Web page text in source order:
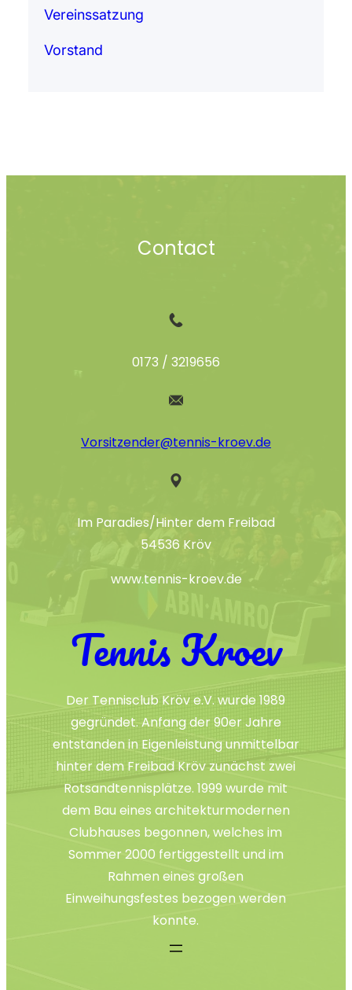
Vereinssatzung
Vorstand
Contact
0173 / 3219656
Vorsitzender@tennis-kroev.de
Im Paradies/Hinter dem Freibad
54536 Kröv
www.tennis-kroev.de
Tennis Kroev
Der Tennisclub Kröv e.V. wurde 1989
gegründet. Anfang der 90er Jahre
entstanden in Eigenleistung unmittelbar
hinter dem Freibad Kröv zunächst zwei
Rotsandtennisplätze. 1999 wurde mit
dem Bau eines architekturmodernen
Clubhauses begonnen, welches im
Sommer 2000 fertiggestellt und im
Rahmen eines großen
Einweihungsfestes bezogen werden
konnte.